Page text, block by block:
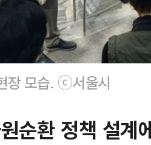
장 모습. ⓒ서울시
순환 정책 설계